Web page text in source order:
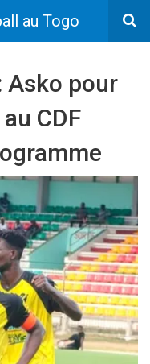
au Togo
Asko pour
CDF